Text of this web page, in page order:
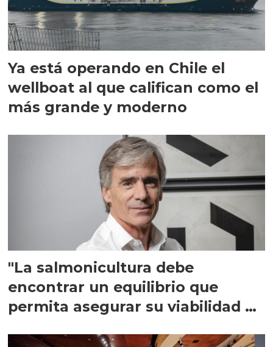
Ya está operando en Chile el
wellboat al que califican como el
más grande y moderno
"La salmonicultura debe
encontrar un equilibrio que
permita asegurar su viabilidad de